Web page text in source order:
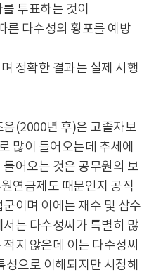
투표하는 것이
른 다수성의 횡포를 예방
정확한 결과는 실제 시행
(2000년 후)은 고졸자보
많이 들어오는데 추세에
어오는 것은 공무원의 보
연금제도 때문인지 공직
이며 이에는 재수 및 삼수
는 다수성씨가 특별히 많
지 않은데 이는 다수성씨
성으로 이해되지만 시정해